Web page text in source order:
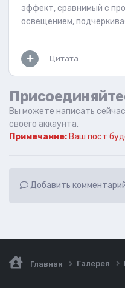
эффект, сравнимый с
освещением,
Цитата
Вы можете написать
своего аккаунта.
Примечание: Ваш пост
Добавить
Главная Галерея